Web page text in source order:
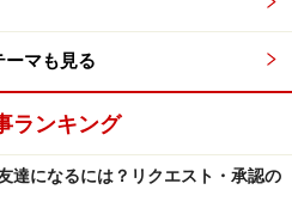
ーマも見る
ランキング
達になるには？リクエスト・承認の